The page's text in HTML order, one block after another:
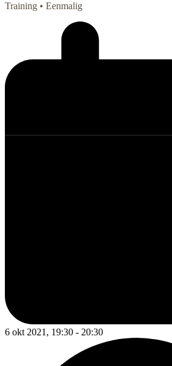
Training • Eenmalig
6 okt 2021, 19:30 - 20:30